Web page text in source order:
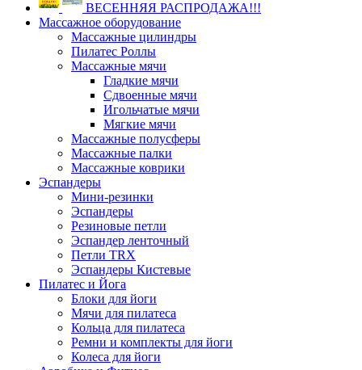
ВЕСЕННЯЯ РАСПРОДАЖА!!!
Массажное оборудование
Массажные цилиндры
Пилатес Роллы
Массажные мячи
Гладкие мячи
Сдвоенные мячи
Игольчатые мячи
Мягкие мячи
Массажные полусферы
Массажные палки
Массажные коврики
Эспандеры
Мини-резинки
Эспандеры
Резиновые петли
Эспандер ленточный
Петли TRX
Эспандеры Кистевые
Пилатес и Йога
Блоки для йоги
Мячи для пилатеса
Кольца для пилатеса
Ремни и комплекты для йоги
Колеса для йоги